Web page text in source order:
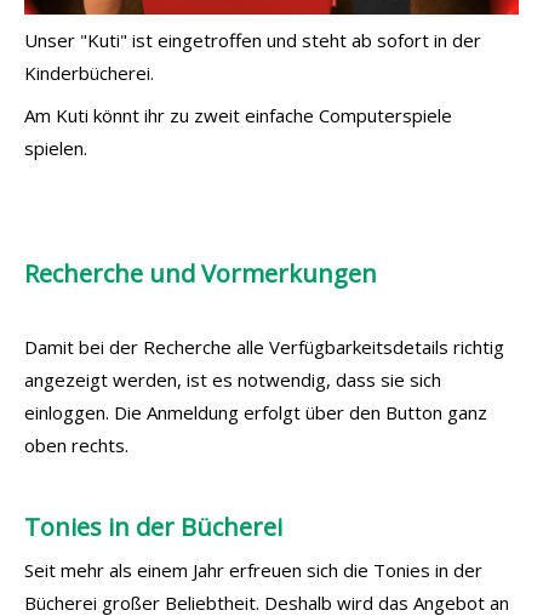
Unser "Kuti" ist eingetroffen und steht ab sofort in der
Kinderbücherei.
Am Kuti könnt ihr zu zweit einfache Computerspiele
spielen.
Recherche und Vormerkungen
Damit bei der Recherche alle Verfügbarkeitsdetails richtig
angezeigt werden, ist es notwendig, dass sie sich
einloggen. Die Anmeldung erfolgt über den Button ganz
oben rechts.
Tonies in der Bücherei
Seit mehr als einem Jahr erfreuen sich die Tonies in der
Bücherei großer Beliebtheit. Deshalb wird das Angebot an